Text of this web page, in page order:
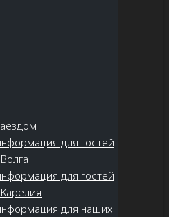
для гостей
для гостей
для наших